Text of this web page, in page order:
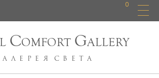
0
COMFORT GALLERY
СВЕТА